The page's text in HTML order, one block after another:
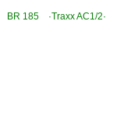
BR 185 ·Traxx AC1/2·